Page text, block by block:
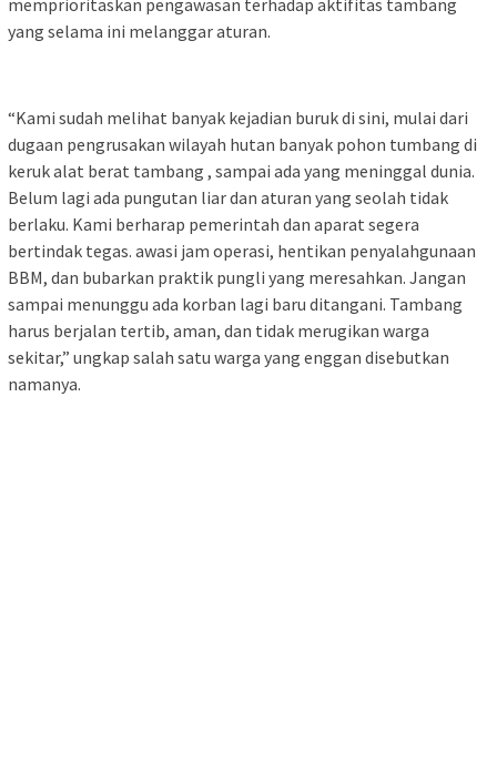
yang selama ini melanggar aturan.
“Kami sudah melihat banyak kejadian buruk di sini, mulai dari
dugaan pengrusakan wilayah hutan banyak pohon tumbang di
keruk alat berat tambang , sampai ada yang meninggal dunia.
Belum lagi ada pungutan liar dan aturan yang seolah tidak
berlaku. Kami berharap pemerintah dan aparat segera
bertindak tegas. awasi jam operasi, hentikan penyalahgunaan
BBM, dan bubarkan praktik pungli yang meresahkan. Jangan
sampai menunggu ada korban lagi baru ditangani. Tambang
harus berjalan tertib, aman, dan tidak merugikan warga
sekitar,” ungkap salah satu warga yang enggan disebutkan
namanya.